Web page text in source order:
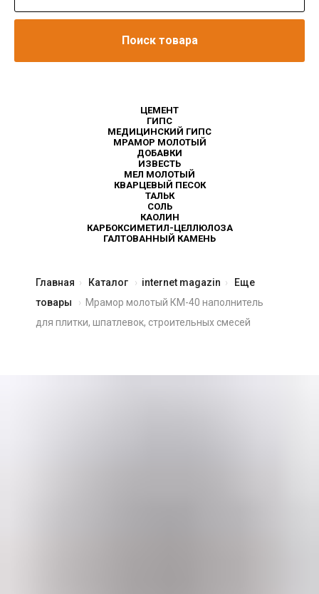
Поиск товара
ЦЕМЕНТ
ГИПС
МЕДИЦИНСКИЙ ГИПС
МРАМОР МОЛОТЫЙ
ДОБАВКИ
ИЗВЕСТЬ
МЕЛ МОЛОТЫЙ
КВАРЦЕВЫЙ ПЕСОК
ТАЛЬК
СОЛЬ
КАОЛИН
КАРБОКСИМЕТИЛ-ЦЕЛЛЮЛОЗА
ГАЛТОВАННЫЙ КАМЕНЬ
Главная Каталог internet magazin
Еще
товары
Мрамор молотый КМ-40 наполнитель
для плитки, шпатлевок, строительных смесей